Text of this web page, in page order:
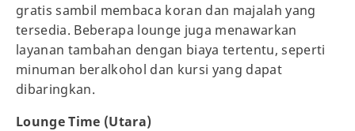
gratis sambil membaca koran dan majalah yang
tersedia. Beberapa lounge juga menawarkan
layanan tambahan dengan biaya tertentu, seperti
minuman beralkohol dan kursi yang dapat
dibaringkan.
Lounge Time (Utara)